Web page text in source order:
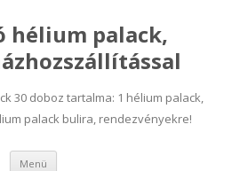
hélium palack,
30 doboz tartalma: 1 hélium palack,
palack bulira, rendezvényekre!
Menü Tovább a tartalomra